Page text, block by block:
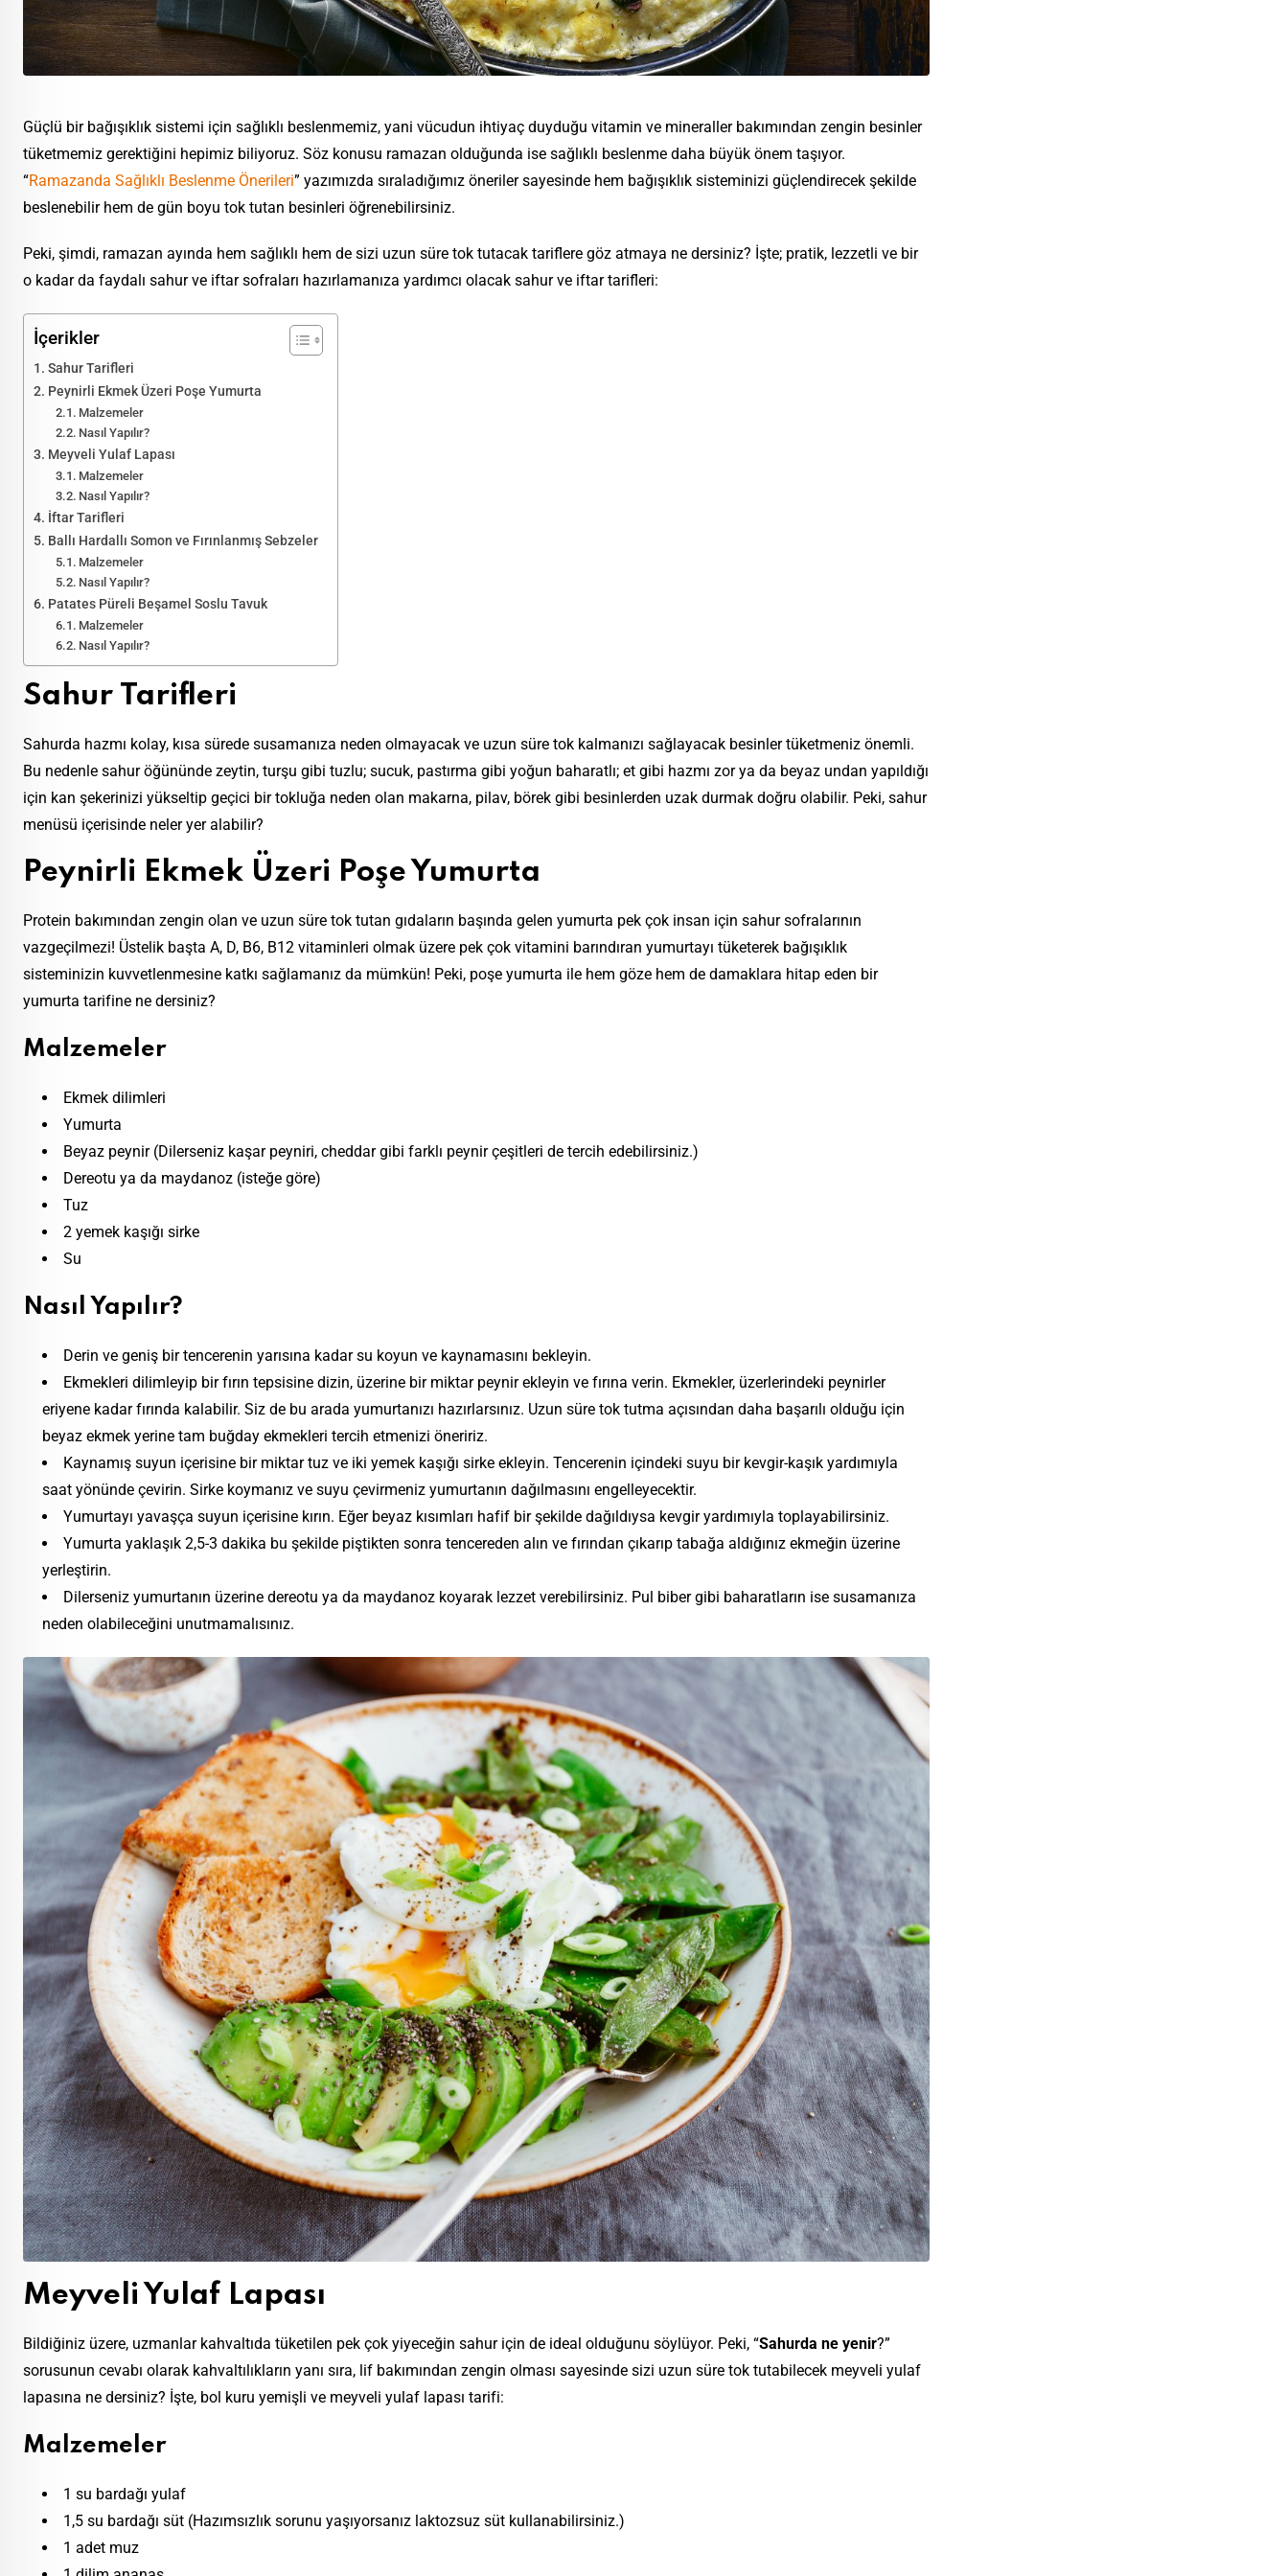
Güçlü bir bağışıklık sistemi için sağlıklı beslenmemiz, yani vücudun ihtiyaç duyduğu vitamin ve mineraller bakımından zengin besinler
tüketmemiz gerektiğini hepimiz biliyoruz. Söz konusu ramazan olduğunda ise sağlıklı beslenme daha büyük önem taşıyor.
“Ramazanda Sağlıklı Beslenme Önerileri” yazımızda sıraladığımız öneriler sayesinde hem bağışıklık sisteminizi güçlendirecek şekilde
beslenebilir hem de gün boyu tok tutan besinleri öğrenebilirsiniz.
Peki, şimdi, ramazan ayında hem sağlıklı hem de sizi uzun süre tok tutacak tariflere göz atmaya ne dersiniz? İşte; pratik, lezzetli ve bir
o kadar da faydalı sahur ve iftar sofraları hazırlamanıza yardımcı olacak sahur ve iftar tarifleri:
İçerikler
Sahur Tarifleri
Peynirli Ekmek Üzeri Poşe Yumurta
Malzemeler
Nasıl Yapılır?
Meyveli Yulaf Lapası
Malzemeler
Nasıl Yapılır?
İftar Tarifleri
Ballı Hardallı Somon ve Fırınlanmış Sebzeler
Malzemeler
Nasıl Yapılır?
Patates Püreli Beşamel Soslu Tavuk
Malzemeler
Nasıl Yapılır?
Sahur Tarifleri
Sahurda hazmı kolay, kısa sürede susamanıza neden olmayacak ve uzun süre tok kalmanızı sağlayacak besinler tüketmeniz önemli.
Bu nedenle sahur öğününde zeytin, turşu gibi tuzlu; sucuk, pastırma gibi yoğun baharatlı; et gibi hazmı zor ya da beyaz undan yapıldığı
için kan şekerinizi yükseltip geçici bir tokluğa neden olan makarna, pilav, börek gibi besinlerden uzak durmak doğru olabilir. Peki, sahur
menüsü içerisinde neler yer alabilir?
Peynirli Ekmek Üzeri Poşe Yumurta
Protein bakımından zengin olan ve uzun süre tok tutan gıdaların başında gelen yumurta pek çok insan için sahur sofralarının
vazgeçilmezi! Üstelik başta A, D, B6, B12 vitaminleri olmak üzere pek çok vitamini barındıran yumurtayı tüketerek bağışıklık
sisteminizin kuvvetlenmesine katkı sağlamanız da mümkün! Peki, poşe yumurta ile hem göze hem de damaklara hitap eden bir
yumurta tarifine ne dersiniz?
Malzemeler
Ekmek dilimleri
Yumurta
Beyaz peynir (Dilerseniz kaşar peyniri, cheddar gibi farklı peynir çeşitleri de tercih edebilirsiniz.)
Dereotu ya da maydanoz (isteğe göre)
Tuz
2 yemek kaşığı sirke
Su
Nasıl Yapılır?
Derin ve geniş bir tencerenin yarısına kadar su koyun ve kaynamasını bekleyin.
Ekmekleri dilimleyip bir fırın tepsisine dizin, üzerine bir miktar peynir ekleyin ve fırına verin. Ekmekler, üzerlerindeki peynirler
eriyene kadar fırında kalabilir. Siz de bu arada yumurtanızı hazırlarsınız. Uzun süre tok tutma açısından daha başarılı olduğu için
beyaz ekmek yerine tam buğday ekmekleri tercih etmenizi öneririz.
Kaynamış suyun içerisine bir miktar tuz ve iki yemek kaşığı sirke ekleyin. Tencerenin içindeki suyu bir kevgir-kaşık yardımıyla
saat yönünde çevirin. Sirke koymanız ve suyu çevirmeniz yumurtanın dağılmasını engelleyecektir.
Yumurtayı yavaşça suyun içerisine kırın. Eğer beyaz kısımları hafif bir şekilde dağıldıysa kevgir yardımıyla toplayabilirsiniz.
Yumurta yaklaşık 2,5-3 dakika bu şekilde piştikten sonra tencereden alın ve fırından çıkarıp tabağa aldığınız ekmeğin üzerine
yerleştirin.
Dilerseniz yumurtanın üzerine dereotu ya da maydanoz koyarak lezzet verebilirsiniz. Pul biber gibi baharatların ise susamanıza
neden olabileceğini unutmamalısınız.
Meyveli Yulaf Lapası
Bildiğiniz üzere, uzmanlar kahvaltıda tüketilen pek çok yiyeceğin sahur için de ideal olduğunu söylüyor. Peki, “Sahurda ne yenir?”
sorusunun cevabı olarak kahvaltılıkların yanı sıra, lif bakımından zengin olması sayesinde sizi uzun süre tok tutabilecek meyveli yulaf
lapasına ne dersiniz? İşte, bol kuru yemişli ve meyveli yulaf lapası tarifi:
Malzemeler
1 su bardağı yulaf
1,5 su bardağı süt (Hazımsızlık sorunu yaşıyorsanız laktozsuz süt kullanabilirsiniz.)
1 adet muz